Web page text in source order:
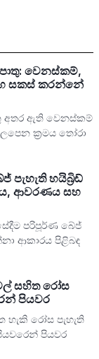
වෙනස්කම්,
සකස් කරන්නේ
අතර ඇති වෙනස්කම්
ක්‍රමය තෝරා
පැහැති හයිබ්‍රිඩ්
ආවරණය සහ
පරිපූර්ණ බේජ්
ආකාරය පිළිබඳ
සහිත රෝස
පියවර
හැකි රෝස පැහැති
පියවර